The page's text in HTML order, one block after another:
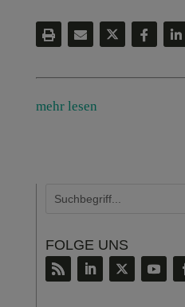
mehr lesen
FOLGE UNS